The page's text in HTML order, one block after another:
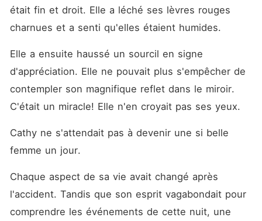
était fin et droit. Elle a léché ses lèvres rouges
charnues et a senti qu'elles étaient humides.
Elle a ensuite haussé un sourcil en signe
d'appréciation. Elle ne pouvait plus s'empêcher de
contempler son magnifique reflet dans le miroir.
C'était un miracle! Elle n'en croyait pas ses yeux.
Cathy ne s'attendait pas à devenir une si belle
femme un jour.
Chaque aspect de sa vie avait changé après
l'accident. Tandis que son esprit vagabondait pour
comprendre les événements de cette nuit, une